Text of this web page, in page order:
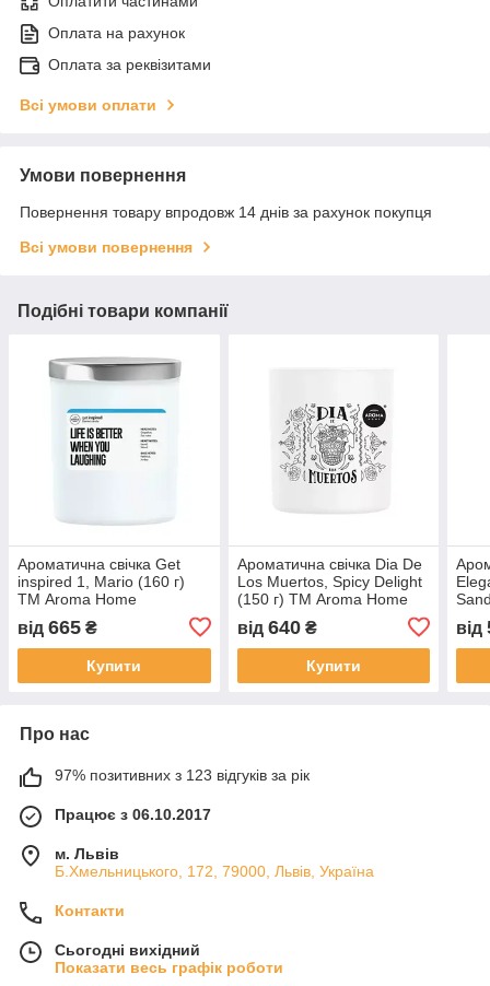
Оплата на рахунок
Оплата за реквізитами
Всі умови оплати
Умови повернення
Повернення товару впродовж 14 днів за рахунок покупця
Всі умови повернення
Подібні товари компанії
Ароматична свічка Get
inspired 1, Mario (160 г)
ТМ Aroma Home
від 665 ₴
Купити
Ароматична свічка Dia De
Los Muertos, Spicy Delight
(150 г) ТМ Aroma Home
від 640₴
Купити
від
Про нас
97% позитивних з 123 відгуків за рік
Працює з 06.10.2017
м. Львів
Б.Хмельницького, 172, 79000, Львів, Україна
Контакти
Сьогодні вихідний
Показати весь графік роботи